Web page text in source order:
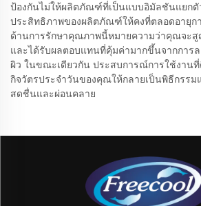
ป้องกันไม่ให้ผลิตภัณฑ์ที่เป็นแบบอิมัลชันแยกตั
ประสิทธิภาพของผลิตภัณฑ์ให้คงที่ตลอดอายุก
ด้านการรักษาคุณภาพนี้หมายความว่าคุณจะ
และได้รับผลตอบแทนที่คุ้มค่ามากขึ้นจากกา
ผิว ในขณะเดียวกัน ประสบการณ์การใช้งาน
กิจวัตรประจำวันของคุณให้กลายเป็นพิธีกรรม
สดชื่นและผ่อนคลาย